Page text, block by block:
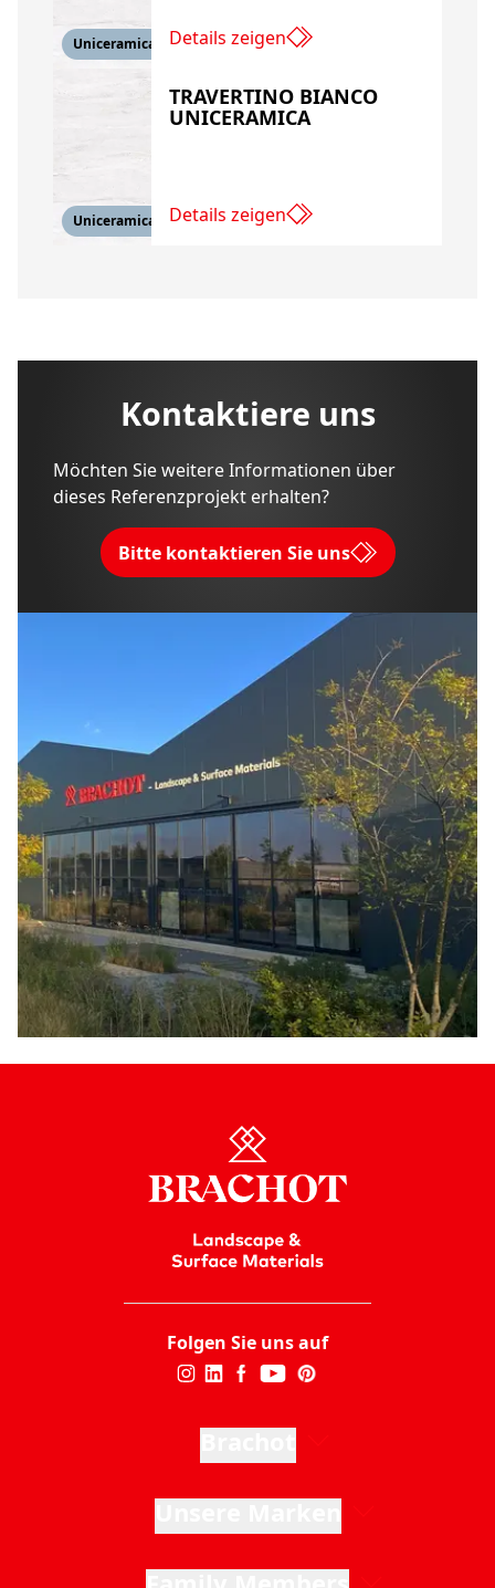
Uniceramica Details zeigen
Uniceramica
TRAVERTINO BIANCO
UNICERAMICA
Details zeigen
Kontaktiere uns
Möchten Sie weitere Informationen über
dieses Referenzprojekt erhalten?
Bitte kontaktieren Sie uns
Folgen Sie uns auf